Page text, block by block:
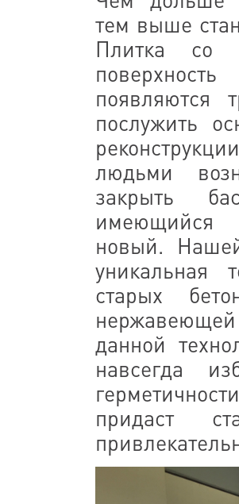
тем выше
Плитка со
появляются
послужить
людьми
закрыть
имеющийся
новый.
уникальная
старых
данной
навсегда
придаст